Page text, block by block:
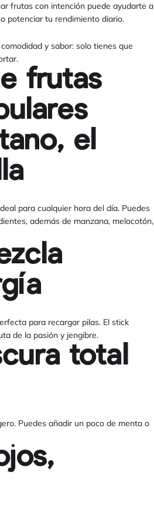
frutas con intención puede ayudarte a
potenciar tu rendimiento diario.
y sabor: solo tienes que
frutas
el
para cualquier hora del día. Puedes
además de manzana, melocotón,
para recargar pilas. El stick
de la pasión y jengibre.
total
Puedes añadir un poco de menta o